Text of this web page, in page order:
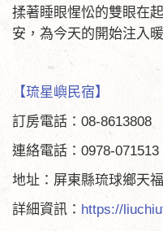
揉著睡眼惺忪的雙眼在
安，為今天的開始注入
【琉星嶼民宿】
訂房電話：08-8613808
連絡電話：0978-071513
地址：屏東縣琉球鄉天
詳細資訊： https://